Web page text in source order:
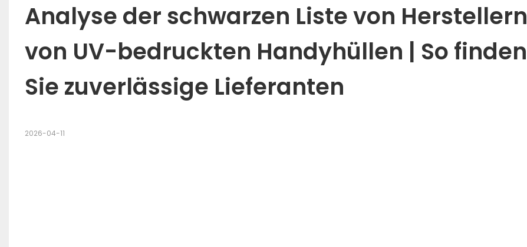
Analyse der schwarzen Liste von Herstellern
von UV-bedruckten Handyhüllen | So finden
Sie zuverlässige Lieferanten
2026-04-11